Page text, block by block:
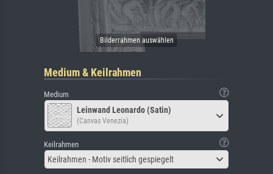
Medium & Keilrahmen
Medium
Leinwand Leonardo (Satin)
(Canvas Venezia)
Keilrahmen
Keilrahmen - Motiv seitlich gespiegelt